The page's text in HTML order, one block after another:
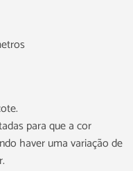
para que a cor
haver uma variação de